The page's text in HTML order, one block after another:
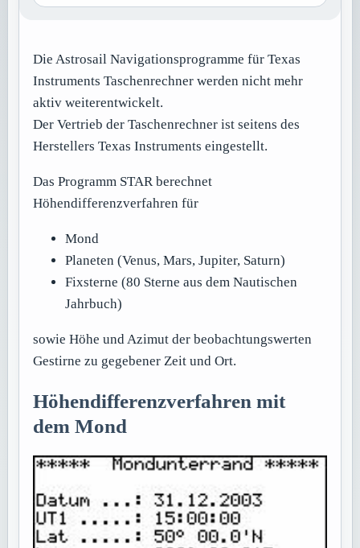
Die Astrosail Navigationsprogramme für Texas
Instruments Taschenrechner werden nicht mehr
aktiv weiterentwickelt.
Der Vertrieb der Taschenrechner ist seitens des
Herstellers Texas Instruments eingestellt.
Das Programm STAR berechnet
Höhendifferenzverfahren für
Mond
Planeten (Venus, Mars, Jupiter, Saturn)
Fixsterne (80 Sterne aus dem Nautischen
Jahrbuch)
sowie Höhe und Azimut der beobachtungswerten
Gestirne zu gegebener Zeit und Ort.
Höhendifferenzverfahren mit
dem Mond